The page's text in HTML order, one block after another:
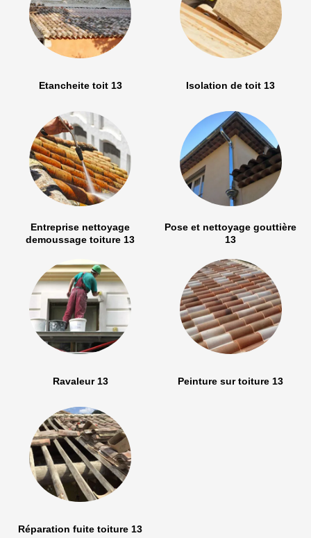
Etancheite toit 13 Isolation de toit 13
Entreprise nettoyage
demoussage toiture 13
Pose et nettoyage gouttière
13
Ravaleur 13 Peinture sur toiture 13
Réparation fuite toiture 13